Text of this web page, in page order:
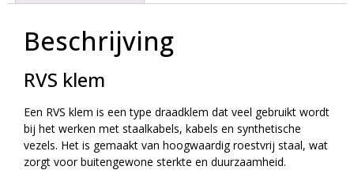
Beschrijving
RVS klem
Een RVS klem is een type draadklem dat veel gebruikt wordt
bij het werken met staalkabels, kabels en synthetische
vezels. Het is gemaakt van hoogwaardig roestvrij staal, wat
zorgt voor buitengewone sterkte en duurzaamheid.